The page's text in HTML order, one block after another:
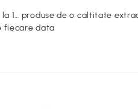
la 1… produse de o caltitate
fiecare data